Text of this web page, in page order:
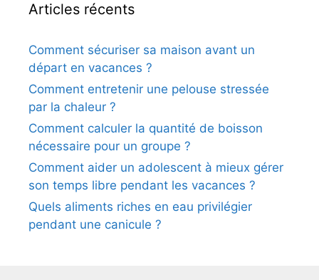
Articles récents
Comment sécuriser sa maison avant un
départ en vacances ?
Comment entretenir une pelouse stressée
par la chaleur ?
Comment calculer la quantité de boisson
nécessaire pour un groupe ?
Comment aider un adolescent à mieux gérer
son temps libre pendant les vacances ?
Quels aliments riches en eau privilégier
pendant une canicule ?